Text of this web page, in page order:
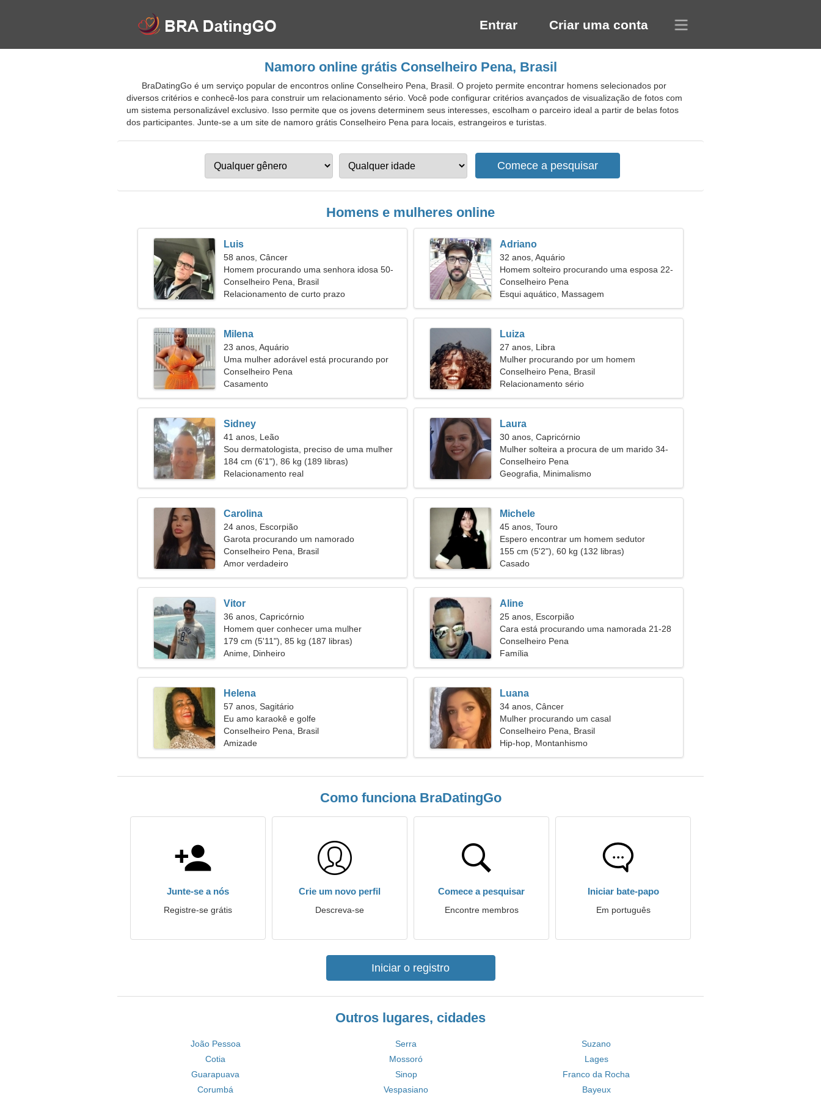
Entrar Criar uma conta
Namoro online grátis Conselheiro Pena, Brasil
BraDatingGo é um serviço popular de encontros online Conselheiro Pena, Brasil. O projeto permite encontrar homens selecionados por
diversos critérios e conhecê-los para construir um relacionamento sério. Você pode configurar critérios avançados de visualização de fotos com
um sistema personalizável exclusivo. Isso permite que os jovens determinem seus interesses, escolham o parceiro ideal a partir de belas fotos
dos participantes. Junte-se a um site de namoro grátis Conselheiro Pena para locais, estrangeiros e turistas.
Homens e mulheres online
Luis
58 anos, Câncer
Homem procurando uma senhora idosa 50-
55
Conselheiro Pena, Brasil
Relacionamento de curto prazo
Adriano
32 anos, Aquário
Homem solteiro procurando uma esposa 22-
31
Conselheiro Pena
Esqui aquático, Massagem
Milena
23 anos, Aquário
Uma mulher adorável está procurando por
alguém como você
Conselheiro Pena
Casamento
Luiza
27 anos, Libra
Mulher procurando por um homem
Conselheiro Pena, Brasil
Relacionamento sério
Sidney
41 anos, Leão
Sou dermatologista, preciso de uma mulher
apaixonada
184 cm (6'1"), 86 kg (189 libras)
Relacionamento real
Laura
30 anos, Capricórnio
Mulher solteira a procura de um marido 34-
40
Conselheiro Pena
Geografia, Minimalismo
Carolina
24 anos, Escorpião
Garota procurando um namorado
Conselheiro Pena, Brasil
Amor verdadeiro
Michele
45 anos, Touro
Espero encontrar um homem sedutor
155 cm (5'2"), 60 kg (132 libras)
Casado
Vitor
36 anos, Capricórnio
Homem quer conhecer uma mulher
179 cm (5'11"), 85 kg (187 libras)
Anime, Dinheiro
Aline
25 anos, Escorpião
Cara está procurando uma namorada 21-28
Conselheiro Pena
Família
Helena
57 anos, Sagitário
Eu amo karaokê e golfe
Conselheiro Pena, Brasil
Amizade
Luana
34 anos, Câncer
Mulher procurando um casal
Conselheiro Pena, Brasil
Hip-hop, Montanhismo
Como funciona BraDatingGo
Junte-se a nós
Registre-se grátis
Crie um novo perfil
Descreva-se
Comece a pesquisar
Encontre membros
Iniciar bate-papo
Em português
Iniciar o registro
Outros lugares, cidades
João Pessoa Serra
Suzano
Cotia
Mossoró
Lages
Guarapuava
Sinop
Franco da Rocha
Corumbá
Vespasiano Bayeux